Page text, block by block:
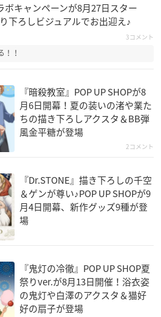
ボキャンペーンが8月27日スター
下ろしビジュアルでお出迎え♪
3コメント
！！
『暗殺教室』POP UP SHOPが8
月6日開幕！夏の装いの渚や業た
ちの描き下ろしアクスタ＆BB弾
風金平糖が登場
2コメント
『Dr.STONE』描き下ろしの千空
＆ゲンが尊い♪POP UP SHOPが9
月4日開幕、新作グッズ9種が登
場
『鬼灯の冷徹』POP UP SHOP夏
祭りver.が8月13日開催！浴衣姿
の鬼灯や白澤のアクスタ＆猫好
好の扇子が登場